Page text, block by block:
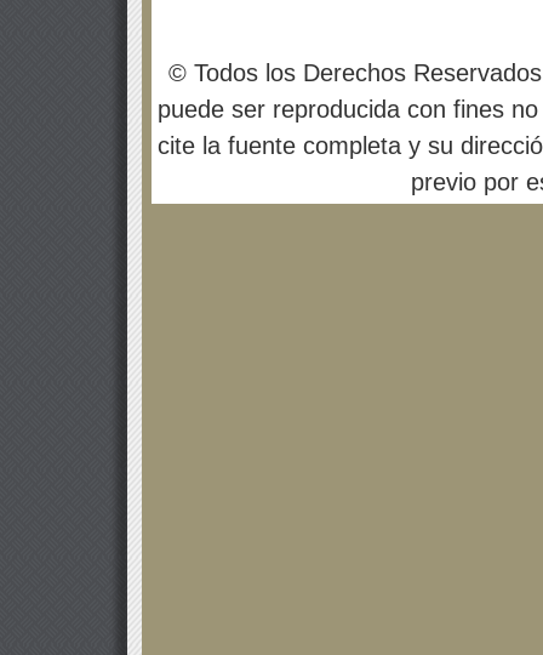
© Todos los Derechos
puede ser reproducida con fines
cite la fuente completa y su
previo por